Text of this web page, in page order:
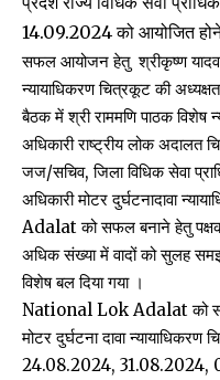
14.09.2024 को आयोजित
सफल आयोजन हेतु श्रीकृष्ण यादव
न्यायाधिकरण चित्रकूट की
बैठक में श्री राममणि पाठक विशेष
अधिकारी राष्ट्रीय लोक अदालत
जज/सचिव, जिला विधिक सेवा
अधिकारी मोटर दुर्घटनादावा
Adalat को सफल बनाने हेतु
अधिक संख्या में वादों को सुलह
विशेष बल दिया गया ।
National Lok Adalat को
मोटर दुर्घटना दावा
24.08.2024, 31.08.2024,